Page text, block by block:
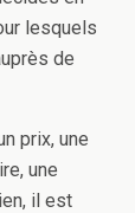
lesquels
de
prix, une
une
il est